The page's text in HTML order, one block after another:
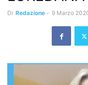
Di Redazione - 9 Marzo